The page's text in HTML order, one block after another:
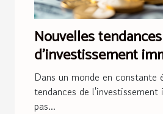
Nouvelles
d'investissement
Dans un monde en constante
tendances de
pas...